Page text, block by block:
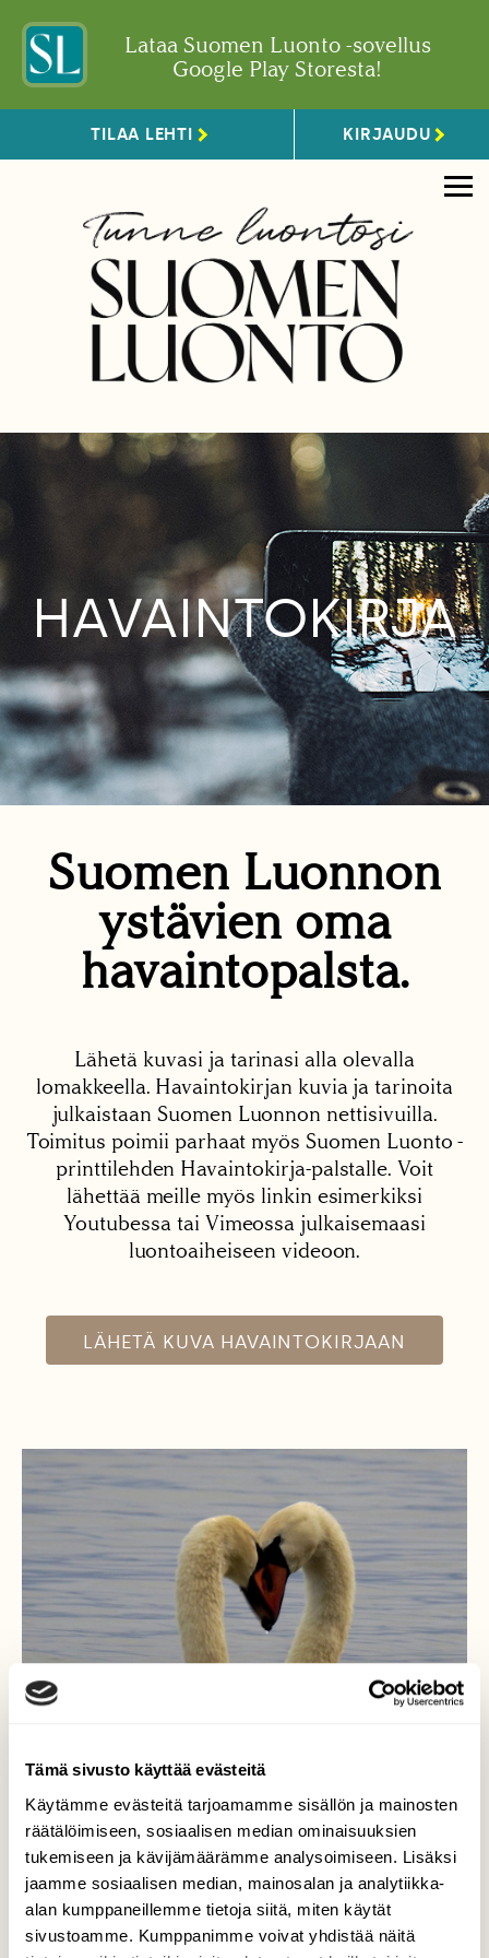
Tämä sivusto käyttää evästeitä
Käytämme evästeitä tarjoamamme sisällön ja mainosten
räätälöimiseen, sosiaalisen median ominaisuuksien
tukemiseen ja kävijämäärämme analysoimiseen. Lisäksi
jaamme sosiaalisen median, mainosalan ja analytiikka-
alan kumppaneillemme tietoja siitä, miten käytät
sivustoamme. Kumppanimme voivat yhdistää näitä
Lataa Suomen Luonto -sovellus
Google Play Storesta!
TILAA LEHTI KIRJAUDU
HAVAINTOKIRJA
Suomen Luonnon
ystävien oma
havaintopalsta.
Lähetä kuvasi ja tarinasi alla olevalla
lomakkeella. Havaintokirjan kuvia ja tarinoita
julkaistaan Suomen Luonnon nettisivuilla.
Toimitus poimii parhaat myös Suomen Luonto -
printtilehden Havaintokirja-palstalle. Voit
lähettää meille myös linkin esimerkiksi
Youtubessa tai Vimeossa julkaisemaasi
luontoaiheiseen videoon.
LÄHETÄ KUVA HAVAINTOKIRJAAN